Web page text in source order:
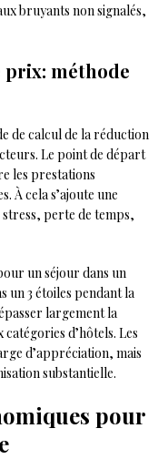
bruyants non signalés,
prix: méthode
de calcul de la réduction
Le point de départ
les prestations
À cela s’ajoute une
stress, perte de temps,
un séjour dans un
un 3 étoiles pendant la
largement la
d’hôtels. Les
d’appréciation, mais
substantielle.
pour